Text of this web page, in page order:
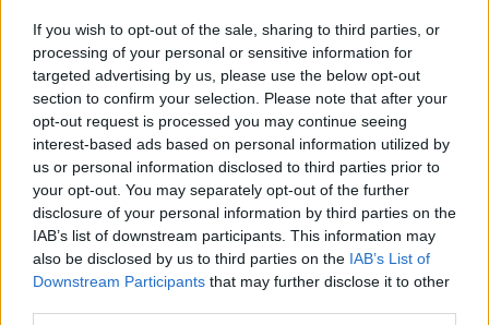
If you wish to opt-out of the sale, sharing to third parties, or
processing of your personal or sensitive information for
targeted advertising by us, please use the below opt-out
section to confirm your selection. Please note that after your
opt-out request is processed you may continue seeing
interest-based ads based on personal information utilized by
us or personal information disclosed to third parties prior to
your opt-out. You may separately opt-out of the further
disclosure of your personal information by third parties on the
IAB’s list of downstream participants. This information may
also be disclosed by us to third parties on the IAB’s List of
Downstream Participants that may further disclose it to other
ATTIECĪBAS ĢIMENĒ
Datorspēļu jēgpilna izmantošana bērnu mācību procesā